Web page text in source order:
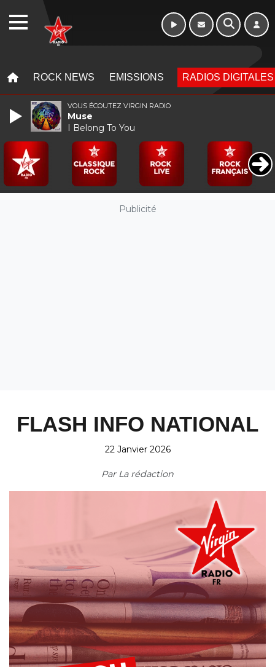
ROCK NEWS EMISSIONS RADIOS DIGITALES
Publicité
FLASH INFO NATIONAL
22 Janvier 2026
Par La rédaction
VOUS ÉCOUTEZ VIRGIN RADIO
Muse
I Belong To You
WEBRADIO